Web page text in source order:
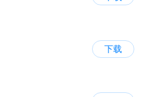
下载